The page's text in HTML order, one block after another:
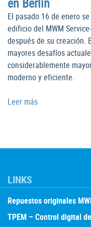
El pasado 16 de enero
edificio del MWM
después de su creación.
mayores desafíos
considerablemente
moderno y eficiente.
Leer más
LINKS
Repuestos originales
TPEM – Control digital